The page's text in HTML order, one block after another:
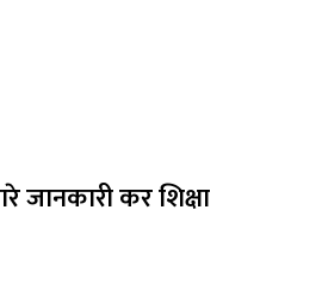
जानकारी कर शिक्षा